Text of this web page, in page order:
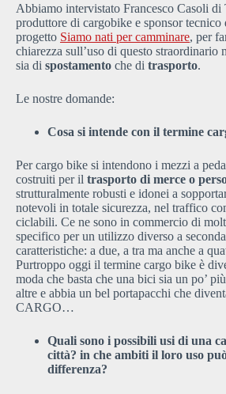
Abbiamo intervistato Francesco Casoli di
produttore di cargobike e sponsor tecnico
progetto Siamo nati per camminare, per
chiarezza sull’uso di questo straordinario
sia di spostamento che di trasporto.
Le nostre domande:
Cosa si intende con il termine
Per cargo bike si intendono i mezzi a
costruiti per il trasporto di merce o
strutturalmente robusti e idonei a
notevoli in totale sicurezza, nel traffico
ciclabili. Ce ne sono in commercio di
specifico per un utilizzo diverso a
caratteristiche: a due, a tra ma anche a
Purtroppo oggi il termine cargo bike è
moda che basta che una bici sia un po’
altre e abbia un bel portapacchi che
CARGO…
Quali sono i possibili usi di una
città? in che ambiti il loro uso
differenza?